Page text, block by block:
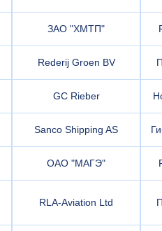
ЗАО "ХМТП"
Rederij Groen BV
GC Rieber
Sanco Shipping AS
ОАО "МАГЭ"
RLA-Aviation Ltd